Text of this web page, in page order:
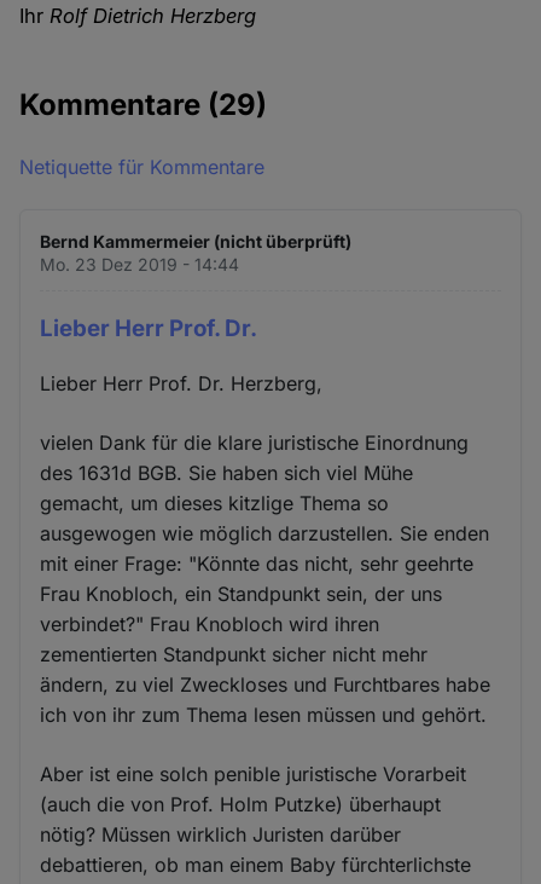
IhrRolf Dietrich Herzberg
Kommentare (29)
Netiquette für Kommentare
Bernd Kammermeier (nicht überprüft)
Mo. 23 Dez 2019 - 14:44
Lieber Herr Prof. Dr.
Lieber Herr Prof. Dr. Herzberg,
vielen Dank für die klare juristische Einordnung
des 1631d BGB. Sie haben sich viel Mühe
gemacht, um dieses kitzlige Thema so
ausgewogen wie möglich darzustellen. Sie enden
mit einer Frage: "Könnte das nicht, sehr geehrte
Frau Knobloch, ein Standpunkt sein, der uns
verbindet?" Frau Knobloch wird ihren
zementierten Standpunkt sicher nicht mehr
ändern, zu viel Zweckloses und Furchtbares habe
ich von ihr zum Thema lesen müssen und gehört.
Aber ist eine solch penible juristische Vorarbeit
(auch die von Prof. Holm Putzke) überhaupt
nötig? Müssen wirklich Juristen darüber
debattieren, ob man einem Baby fürchterlichste